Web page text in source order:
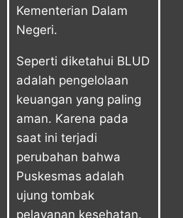
Kementerian Dalam
Negeri.
Seperti diketahui BLUD
adalah pengelolaan
keuangan yang paling
aman. Karena pada
saat ini terjadi
perubahan bahwa
Puskesmas adalah
ujung tombak
pelayanan kesehatan.